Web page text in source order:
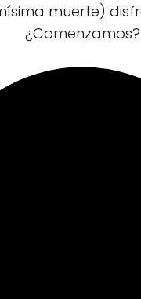
muerte)
¿Comenzamos?